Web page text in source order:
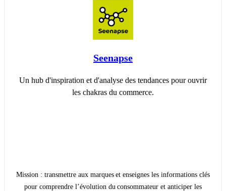
Seenapse
Un hub d'inspiration et d'analyse des tendances pour ouvrir
les chakras du commerce.
Mission : transmettre aux marques et enseignes les informations clés
pour comprendre l’évolution du consommateur et anticiper les